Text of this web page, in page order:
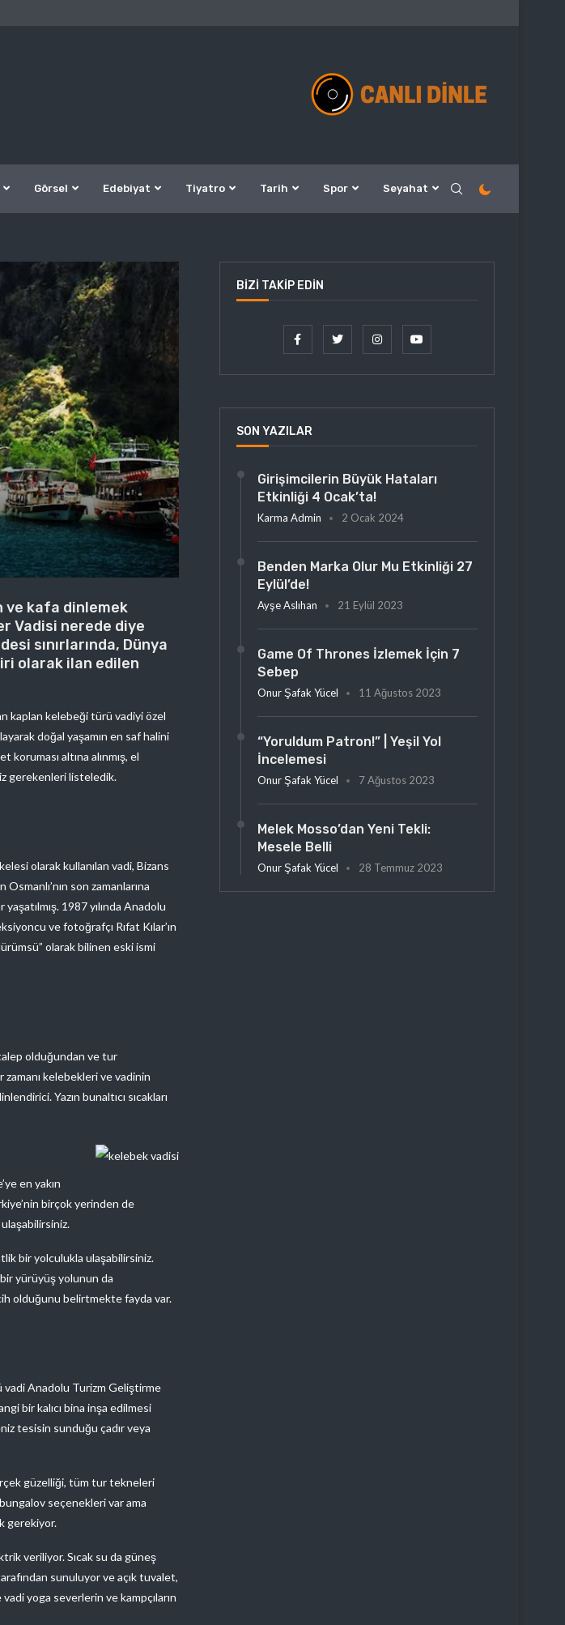
Görsel Edebiyat Tiyatro Tarih Spor Seyahat
ve kafa dinlemek
Vadisi nerede diye
sınırlarında, Dünya
olarak ilan edilen
kaplan kelebeği türü vadiyi özel
doğal yaşamın en saf halini
altına alınmış, el
gerekenleri listeledik.
olarak kullanılan vadi, Bizans
son zamanlarına
1987 yılında Anadolu
ve fotoğrafçı Rıfat Kılar’ın
olarak bilinen eski ismi
talep olduğundan ve tur
zamanı kelebekleri ve vadinin
Yazın bunaltıcı sıcakları
en yakın
birçok yerinden de
bir yolculukla ulaşabilirsiniz.
yürüyüş yolunun da
olduğunu belirtmekte fayda var.
vadi Anadolu Turizm Geliştirme
bir kalıcı bina inşa edilmesi
tesisin sunduğu çadır veya
güzelliği, tüm tur tekneleri
seçenekleri var ama
gerekiyor.
veriliyor. Sıcak su da güneş
sunuluyor ve açık tuvalet,
yoga severlerin ve kampçıların
BIZI TAKIP EDIN
SON YAZILAR
Girişimcilerin Büyük Hataları
Etkinliği 4 Ocak’ta!
Karma Admin 2 Ocak 2024
Benden Marka Olur Mu Etkinliği 27
Eylül’de!
Ayşe Aslıhan 21 Eylül 2023
Game Of Thrones İzlemek İçin 7
Sebep
Onur Şafak Yücel 11 Ağustos 2023
“Yoruldum Patron!” | Yeşil Yol
İncelemesi
Onur Şafak Yücel 7 Ağustos 2023
Melek Mosso’dan Yeni Tekli:
Mesele Belli
Onur Şafak Yücel 28 Temmuz 2023